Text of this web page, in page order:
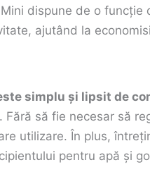
dispune de o
ajutând la
simplu și lipsit de
să fie necesar să
utilizare. În plus,
pentru apă și